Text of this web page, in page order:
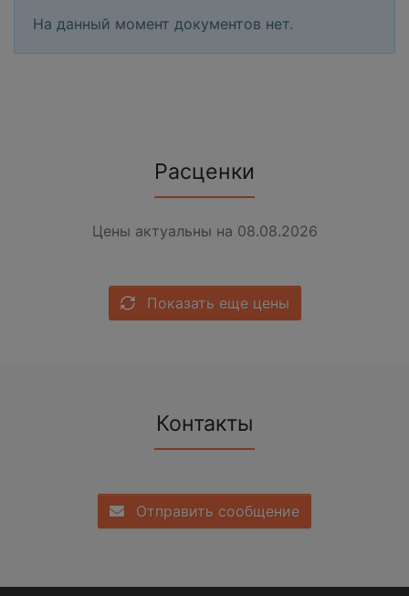
На данный момент документов нет.
Расценки
Цены актуальны на 08.08.2026
Показать еще цены
Контакты
Отправить сообщение